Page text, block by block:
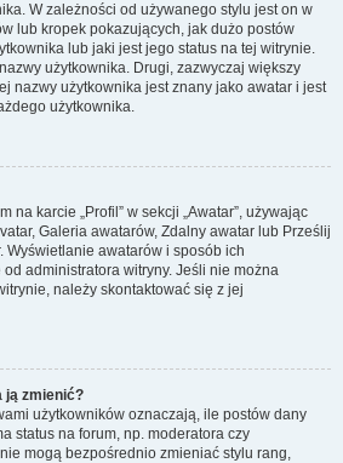
W zależności od używanego stylu jest on w
lub kropek pokazujących, jak dużo postów
lub jaki jest jego status na tej witrynie.
użytkownika. Drugi, zazwyczaj większy
nazwy użytkownika jest znany jako awatar i jest
użytkownika.
na karcie „Profil” w sekcji „Awatar”, używając
Galeria awatarów, Zdalny awatar lub Prześlij
Wyświetlanie awatarów i sposób ich
administratora witryny. Jeśli nie można
należy skontaktować się z jej
ją zmienić?
użytkowników oznaczają, ile postów dany
status na forum, np. moderatora czy
mogą bezpośrednio zmieniać stylu rang,